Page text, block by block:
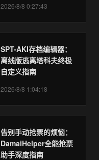
2026/8/8 0:27:43
SPT-AKI存档编辑器：
离线版逃离塔科夫终极
自定义指南
2026/8/8 1:04:18
告别手动抢票的烦恼：
DamaiHelper全能抢票
助手深度指南